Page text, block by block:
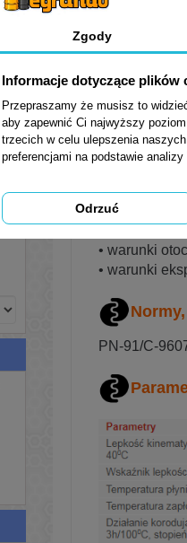
Oleje do
zawierają w
Oleje do
tłokowych
warunków
czynniki:
• warunki
• warunki
PN-91/C-
Zgody
Informacje dotyczące plików
Przepraszamy że musisz to
aby zapewnić Ci najwyższy
trzecich w celu ulepszenia
preferencjami na podstawie
Odrzuć